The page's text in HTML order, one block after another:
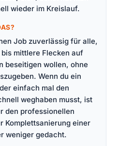
wieder im Kreislauf.
Job zuverlässig für alle,
mittlere Flecken auf
beseitigen wollen, ohne
Wenn du ein
einfach mal den
weghaben musst, ist
den professionellen
Komplettsanierung einer
weniger gedacht.